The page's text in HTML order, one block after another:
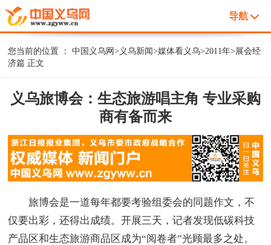
导航
您当前的位置 ：中国义乌网> 义乌新闻>媒体看义乌>2011年>展会经
济篇 正文
义乌旅博会：生态旅游唱主角 专业采购
商有备而来
旅博会是一道每年都要考验组委会的同题作文，不
仅要出彩，还得出成绩。开展三天，记者发现低碳科技
产品区和生态旅游商品区成为“阅卷者”光顾最多之处。